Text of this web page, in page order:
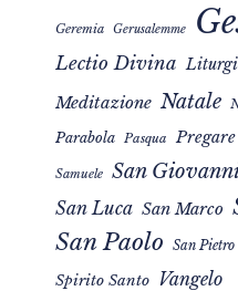
Geremia Gerusalemme
Lectio Divina
Meditazione Natale
Parabola Pasqua Pregare
Samuele San
San Luca San Marco
San Paolo San Pietro
Spirito Santo Vangelo